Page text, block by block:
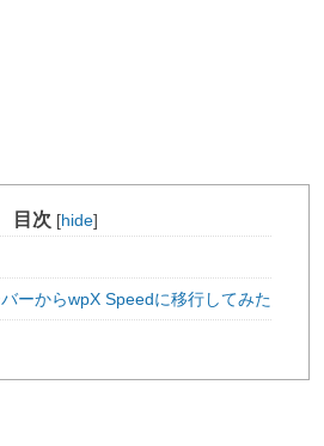
目次 [hide]
ーからwpX Speedに移行してみた